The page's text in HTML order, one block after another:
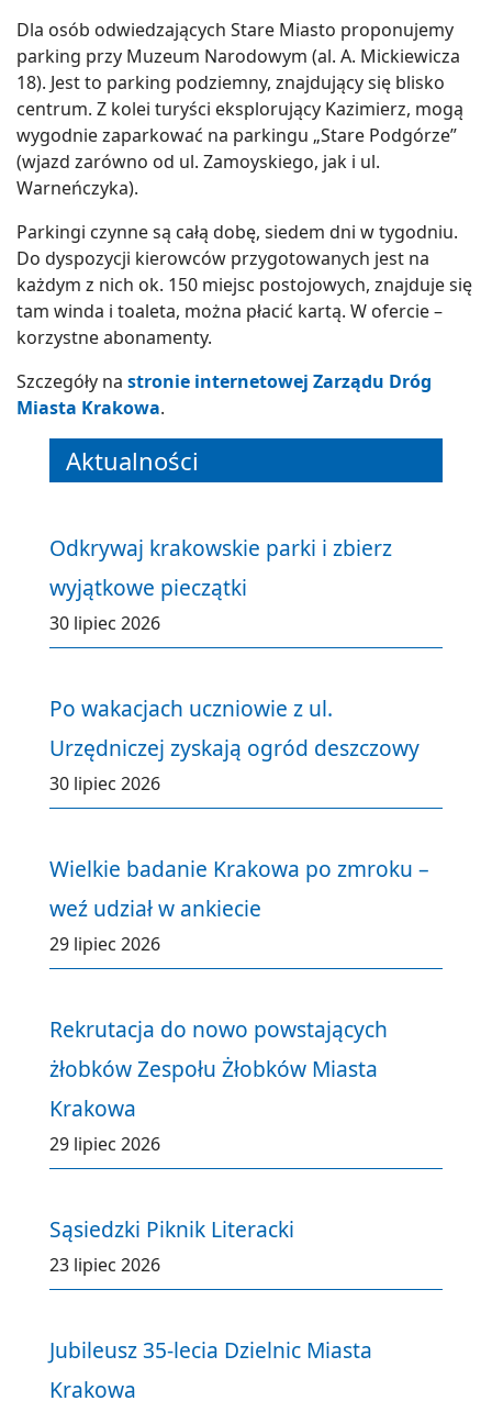
Dla osób odwiedzających Stare Miasto proponujemy
parking przy Muzeum Narodowym (al. A. Mickiewicza
18). Jest to parking podziemny, znajdujący się blisko
centrum. Z kolei turyści eksplorujący Kazimierz, mogą
wygodnie zaparkować na parkingu „Stare Podgórze”
(wjazd zarówno od ul. Zamoyskiego, jak i ul.
Warneńczyka).
Parkingi czynne są całą dobę, siedem dni w tygodniu.
Do dyspozycji kierowców przygotowanych jest na
każdym z nich ok. 150 miejsc postojowych, znajduje się
tam winda i toaleta, można płacić kartą. W ofercie –
korzystne abonamenty.
Szczegóły na stronie internetowej Zarządu Dróg
Miasta Krakowa.
Aktualności
Odkrywaj krakowskie parki i zbierz
wyjątkowe pieczątki
30 lipiec 2026
Po wakacjach uczniowie z ul.
Urzędniczej zyskają ogród deszczowy
30 lipiec 2026
Wielkie badanie Krakowa po zmroku –
weź udział w ankiecie
29 lipiec 2026
Rekrutacja do nowo powstających
żłobków Zespołu Żłobków Miasta
Krakowa
29 lipiec 2026
Sąsiedzki Piknik Literacki
23 lipiec 2026
Jubileusz 35-lecia Dzielnic Miasta
Krakowa